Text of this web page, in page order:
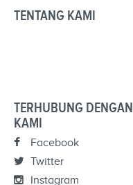
TENTANG KAMI
TERHUBUNG DENGAN
KAMI
Facebook
Twitter
Instagram